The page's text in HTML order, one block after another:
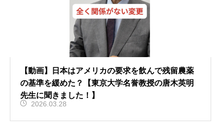
【動画】日本はアメリカの要求を飲んで残留農薬
の基準を緩めた？【東京大学名誉教授の唐木英明
先生に聞きました！】
2026.03.28